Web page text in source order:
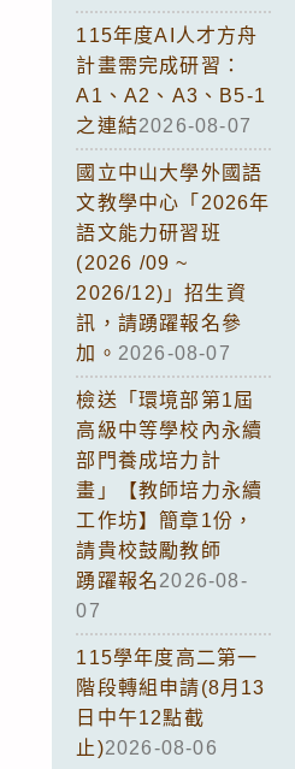
115年度AI人才方舟
計畫需完成研習：
A1、A2、A3、B5-1
之連結2026-08-07
國立中山大學外國語
文教學中心「2026年
語文能力研習班
(2026 /09 ~
2026/12)」招生資
訊，請踴躍報名參
加。 2026-08-07
檢送「環境部第1屆
高級中等學校內永續
部門養成培力計
畫」【教師培力永續
工作坊】簡章1份，
請貴校鼓勵教師
踴躍報名2026-08-
07
115學年度高二第一
階段轉組申請(8月13
日中午12點截
止)2026-08-06